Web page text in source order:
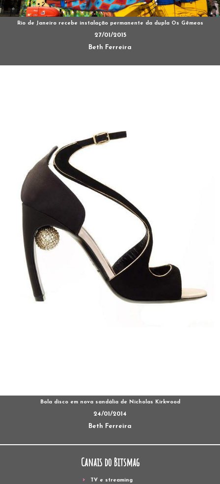
Rio de Janeiro recebe instalação permanente da dupla Os Gêmeos
27/01/2015
Beth Ferreira
Bola disco em nova sandália de Nicholas Kirkwood
24/01/2014
Beth Ferreira
Canais do Bitsmag
TV e streaming